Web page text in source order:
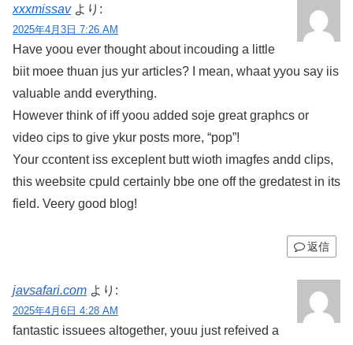
xxxmissav より:
2025年4月3日 7:26 AM
Have yoou ever thought about incouding a little
biit moee thuan jus yur articles? I mean, whaat yyou say iis
valuable andd everything.
However think of iff yoou added soje great graphcs or
video cips to give ykur posts more, “pop”!
Your ccontent iss exceplent butt wioth imagfes andd clips,
this weebsite cpuld certainly bbe one off the gredatest in its
field. Veery good blog!
返信
javsafari.com より:
2025年4月6日 4:28 AM
fantastic issuees altogether, youu just refeived a